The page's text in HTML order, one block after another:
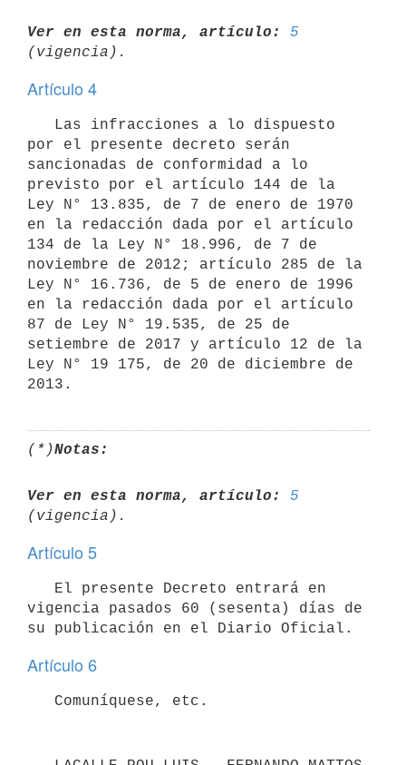
Ver en esta norma, artículo:
5
Artículo 4
por el presente decreto serán
sancionadas de conformidad a lo
previsto por el artículo 144 de la
Ley N° 13.835, de 7 de enero de 1970
en la redacción dada por el artículo
134 de la Ley N° 18.996, de 7 de
noviembre de 2012; artículo 285 de la
Ley N° 16.736, de 5 de enero de 1996
en la redacción dada por el artículo
87 de Ley N° 19.535, de 25 de
setiembre de 2017 y artículo 12 de la
Ley N° 19 175, de 20 de diciembre de
(*)Notas:
Ver en esta norma, artículo:
5
Artículo 5
vigencia pasados 60 (sesenta) días de
Artículo 6